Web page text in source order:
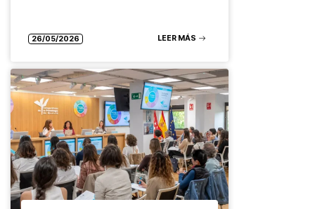
26/05/2026 LEER MÁS